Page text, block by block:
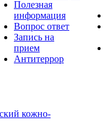
Полезная
информация
Вопрос ответ
Запись на
прием
Антитеррор